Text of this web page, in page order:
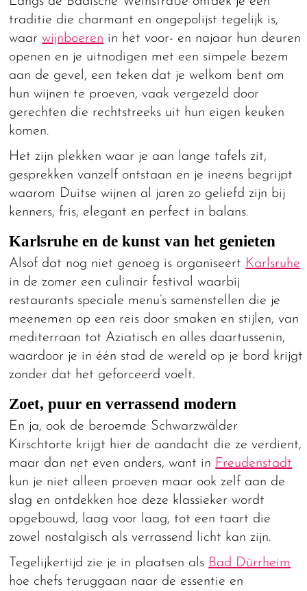
traditie die charmant en ongepolijst tegelijk is,
waarwijnboeren in het voor- en najaar hun deuren
openen en je uitnodigen met een simpele bezem
aan de gevel, een teken dat je welkom bent om
hun wijnen te proeven, vaak vergezeld door
gerechten die rechtstreeks uit hun eigen keuken
komen.
Het zijn plekken waar je aan lange tafels zit,
gesprekken vanzelf ontstaan en je ineens begrijpt
waarom Duitse wijnen al jaren zo geliefd zijn bij
kenners, fris, elegant en perfect in balans.
Karlsruhe en de kunst van het genieten
Alsof dat nog niet genoeg is organiseert Karlsruhe
in de zomer een culinair festival waarbij
restaurants speciale menu’s samenstellen die je
meenemen op een reis door smaken en stijlen, van
mediterraan tot Aziatisch en alles daartussenin,
waardoor je in één stad de wereld op je bord krijgt
zonder dat het geforceerd voelt.
Zoet, puur en verrassend modern
En ja, ook de beroemde Schwarzwälder
Kirschtorte krijgt hier de aandacht die ze verdient,
maar dan net even anders, want in Freudenstadt
kun je niet alleen proeven maar ook zelf aan de
slag en ontdekken hoe deze klassieker wordt
opgebouwd, laag voor laag, tot een taart die
zowel nostalgisch als verrassend licht kan zijn.
Tegelijkertijd zie je in plaatsen als Bad Dürrheim
hoe chefs teruggaan naar de essentie en